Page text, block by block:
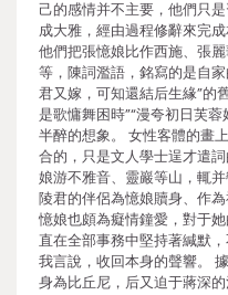
己的感情并不主要，他們只
成大雅，經由過程修辭來完
他們把張憶娘比作西施、張
等，陳詞濫語，銘寫的是自
君又嫁，可知還結后生緣”的
是歌慵舞困時”“漫夸初日芙蓉
半醉的想象。 女性客體的畫
合的，只是文人學士逞才遣
娘游不雅音、靈巖等山，輒
陵君的伴侶為憶娘贖身、作
憶娘也頗為癡情鐘愛，對于
直在全部事務中堅持著緘默
我言說，收回本身的聲響。
身為比丘尼，后又迫于蔣深